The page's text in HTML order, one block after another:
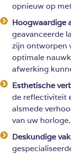
opnieuw op
Hoogwaardige
geavanceerde
zijn ontworpen
optimale
afwerking
Esthetische
de reflectiviteit
alsmede
van uw horloge.
Deskundige